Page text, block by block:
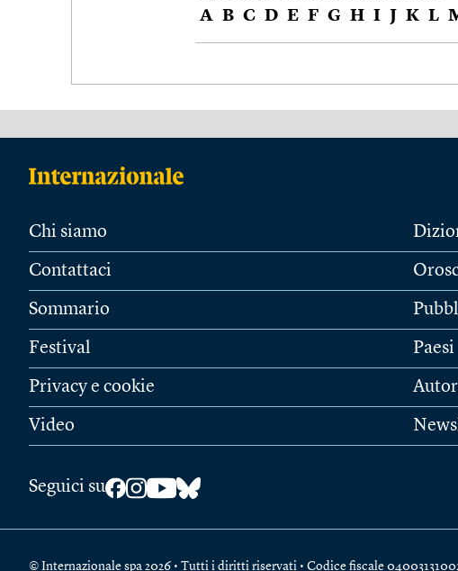
A B C D E F G H I J K L
Chi siamo
Contattaci
Sommario
Festival
Privacy e cookie
Video
Paesi
Seguici su
© Internazionale spa 2026 • Tutti i diritti riservati • Codice fiscale